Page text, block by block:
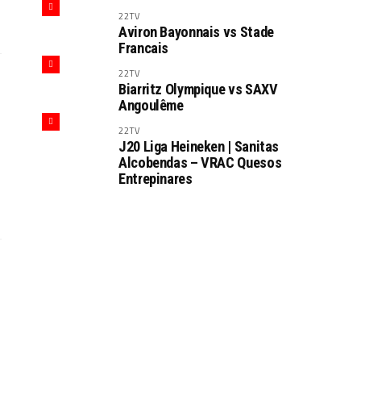
22TV
Aviron Bayonnais vs Stade
Francais
22TV
Biarritz Olympique vs SAXV
Angoulême
22TV
J20 Liga Heineken | Sanitas
Alcobendas – VRAC Quesos
Entrepinares